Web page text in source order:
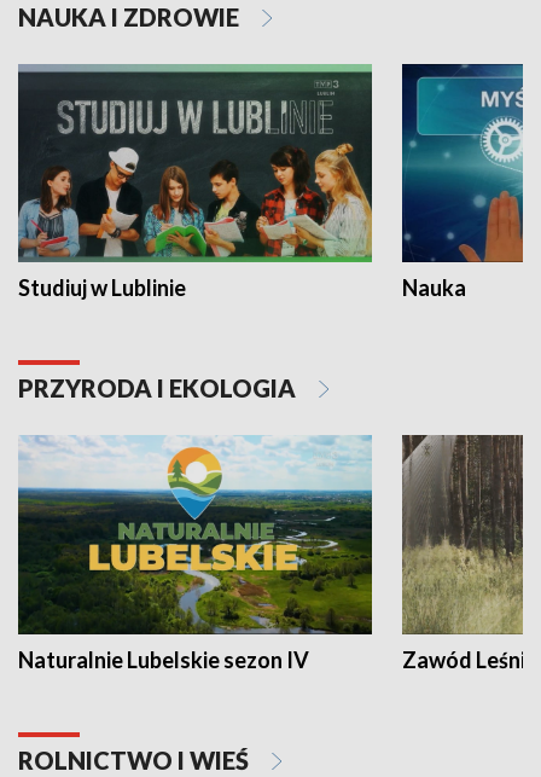
NAUKA I ZDROWIE
Studiuj w Lublinie Nauka
PRZYRODA I EKOLOGIA
Naturalnie Lubelskie sezon IV Zawód Leśnik
ROLNICTWO I WIEŚ